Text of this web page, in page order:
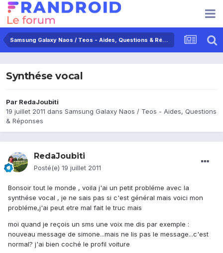
Samsung Galaxy Naos / Teos - Aides, Questions & Réponses
Synthése vocal
Par RedaJoubiti
19 juillet 2011 dans Samsung Galaxy Naos / Teos - Aides, Questions
& Réponses
RedaJoubiti
Posté(e) 19 juillet 2011
Bonsoir tout le monde , voila j'ai un petit probléme avec la
synthése vocal , je ne sais pas si c'est général mais voici mon
probléme,j'ai peut etre mal fait le truc mais
moi quand je reçois un sms une voix me dis par exemple :
nouveau message de simone...mais ne lis pas le message...c'est
normal? j'ai bien coché le profil voiture